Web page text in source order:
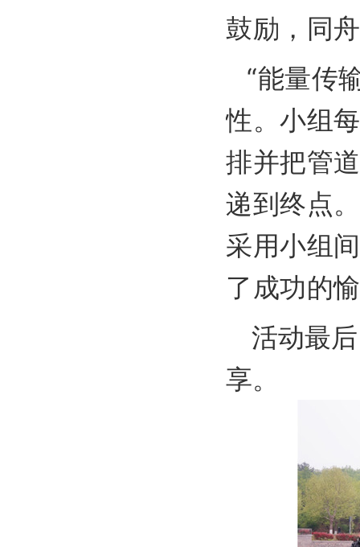
鼓励，同
“能量传
性。小组
排并把管
递到终点
采用小组
了成功的
活动最
享。